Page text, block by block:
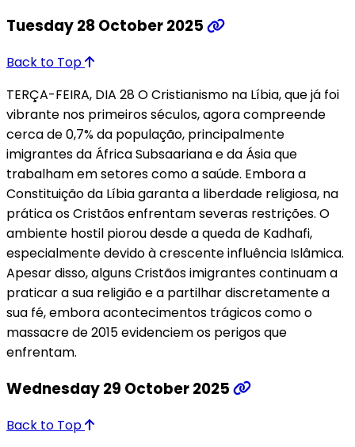
Tuesday 28 October 2025
Back to Top
TERÇA-FEIRA, DIA 28 O Cristianismo na Líbia, que já foi
vibrante nos primeiros séculos, agora compreende
cerca de 0,7% da população, principalmente
imigrantes da África Subsaariana e da Ásia que
trabalham em setores como a saúde. Embora a
Constituição da Líbia garanta a liberdade religiosa, na
prática os Cristãos enfrentam severas restrições. O
ambiente hostil piorou desde a queda de Kadhafi,
especialmente devido à crescente influência Islâmica.
Apesar disso, alguns Cristãos imigrantes continuam a
praticar a sua religião e a partilhar discretamente a
sua fé, embora acontecimentos trágicos como o
massacre de 2015 evidenciem os perigos que
enfrentam.
Wednesday 29 October 2025
Back to Top